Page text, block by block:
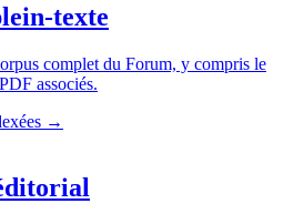
texte
complet du Forum, y compris le
associés.
→